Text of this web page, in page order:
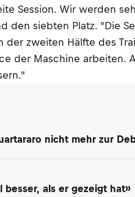
Session. Wir werden
den siebten Platz. "Die
zweiten Hälfte des
der Maschine
nicht mehr zur
besser, als er gezeigt hat»